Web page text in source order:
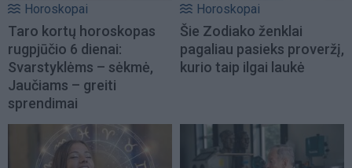
Horoskopai
Taro kortų horoskopas
rugpjūčio 6 dienai:
Svarstyklėms – sėkmė,
Jaučiams – greiti
sprendimai
Horoskopai
Šie Zodiako ženklai
pagaliau pasieks proveržį,
kurio taip ilgai laukė